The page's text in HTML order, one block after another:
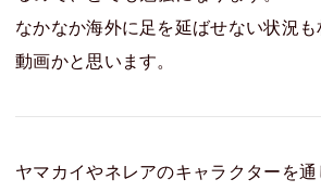
なかなか海外に足を延ばせない状況
動画かと思います。
ヤマカイやネレアのキャラクターを